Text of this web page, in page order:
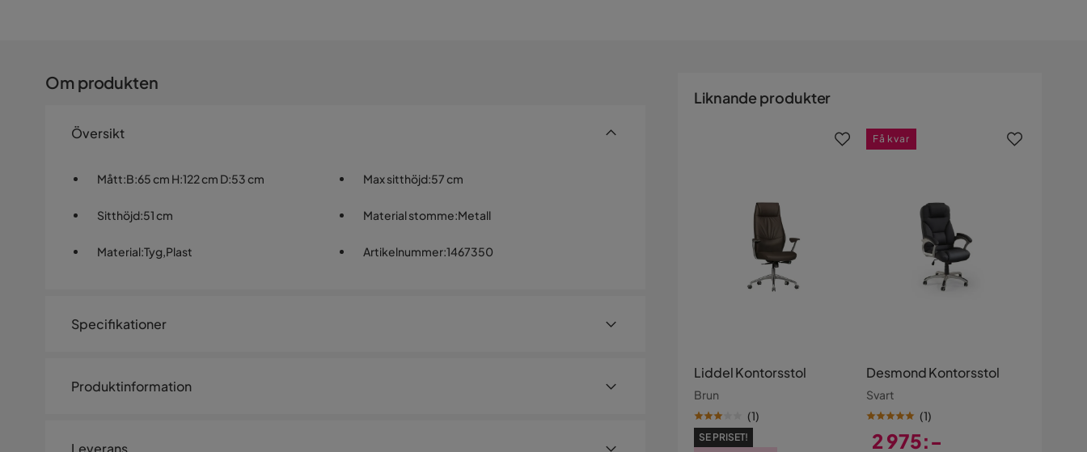
Om produkten
Översikt
Mått:B:65 cm H:122 cm D:53 cm Max sitthöjd:57 cm
Sitthöjd:51 cm Material stomme:Metall
Material:Tyg,Plast Artikelnummer:1467350
Specifikationer
Storlek
Produktinformation
Leverans
Liknande produkter
Liddel Kontorsstol
Brun
(1)
SE PRISET!
Desmond Kontorsstol
Svart
(1)
2 975:-
Få kvar